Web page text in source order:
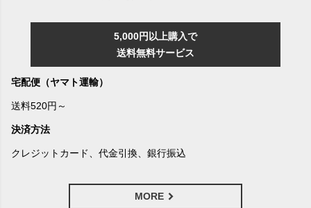
5,000円以上購入で
送料無料サービス
宅配便（ヤマト運輸）
送料520円～
決済方法
クレジットカード、代金引換、銀行振込
MORE